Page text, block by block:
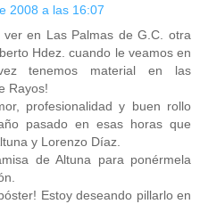
2008 a las 16:07
ver en Las Palmas de G.C. otra
Hdez. cuando le veamos en
tenemos material en las
Rayos!
profesionalidad y buen rollo
pasado en esas horas que
y Lorenzo Díaz.
de Altuna para ponérmela
Estoy deseando pillarlo en